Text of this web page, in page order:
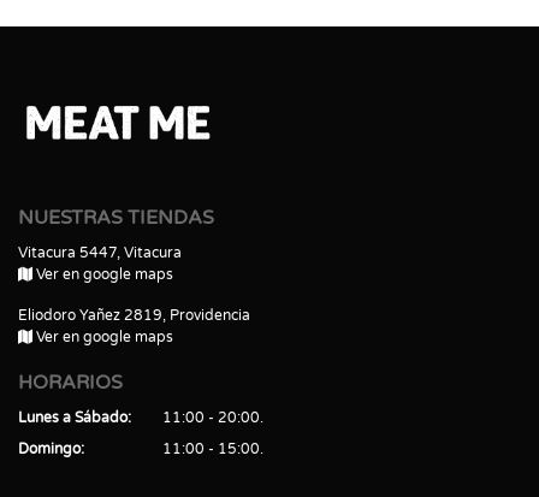
NUESTRAS TIENDAS
Vitacura 5447, Vitacura
Ver en google maps
Eliodoro Yañez 2819, Providencia
Ver en google maps
HORARIOS
Lunes a Sábado
11:00 - 20:00
Domingo
11:00 - 15:00